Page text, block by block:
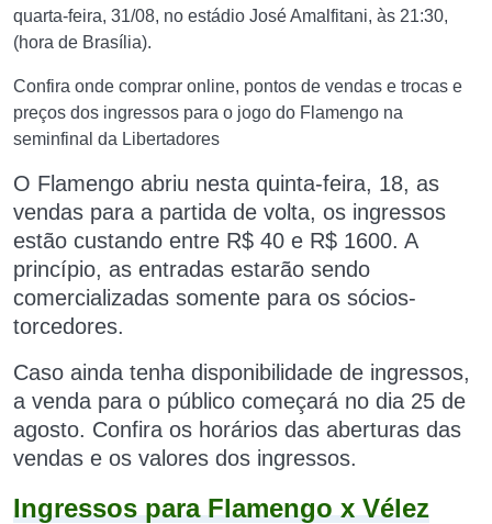
quarta-feira, 31/08, no estádio José Amalfitani, às 21:30,
(hora de Brasília).
Confira onde comprar online, pontos de vendas e trocas e
preços dos ingressos para o jogo do Flamengo na
seminfinal da Libertadores
O Flamengo abriu nesta quinta-feira, 18, as
vendas para a partida de volta, os ingressos
estão custando entre R$ 40 e R$ 1600. A
princípio, as entradas estarão sendo
comercializadas somente para os sócios-
torcedores.
Caso ainda tenha disponibilidade de ingressos,
a venda para o público começará no dia 25 de
agosto. Confira os horários das aberturas das
vendas e os valores dos ingressos.
Ingressos para Flamengo x Vélez